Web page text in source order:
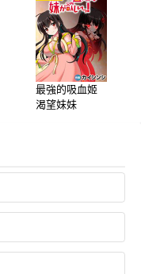
最強的吸血姬
渴望妹妹